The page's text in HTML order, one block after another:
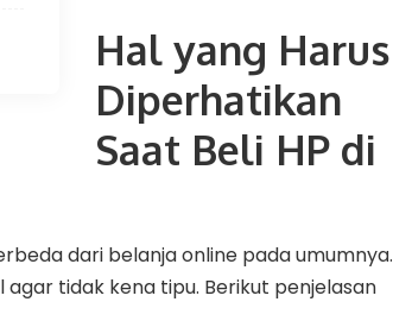
Hal yang Harus
Diperhatikan
Saat Beli HP di
dari belanja online pada umumnya.
tidak kena tipu. Berikut penjelasan